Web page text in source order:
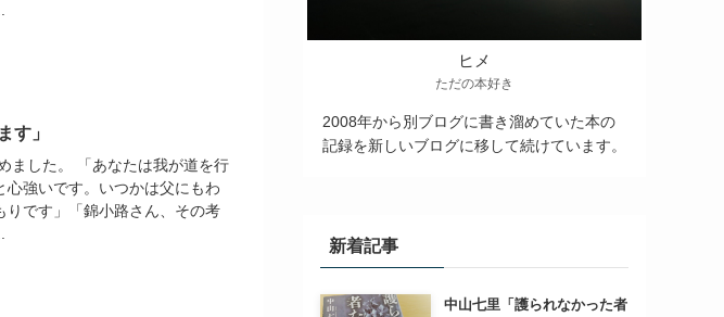
す」
ました。 「あなたは我が道を行
強いです。いつかは父にもわ
です」「錦小路さん、その考
ヒメ
ただの本好き
2008年から別ブログに書き溜めていた本の
記録を新しいブログに移して続けています。
新着記事
中山七里「護られなかった者